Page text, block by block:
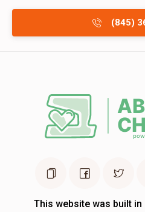
(845)
This website was built